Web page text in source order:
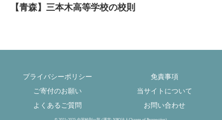
【青森】三本木高等学校の校則
プライバシーポリシー
免責事項
ご寄付のお願い
当サイトについて
よくあるご質問
お問い合わせ